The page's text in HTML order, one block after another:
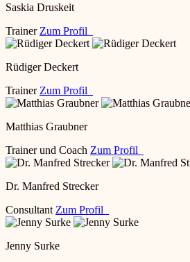
Saskia Druskeit
Trainer Zum Profil
Rüdiger Deckert
Trainer Zum Profil
Matthias Graubner
Trainer und Coach Zum Profil
Dr. Manfred Strecker
Consultant Zum Profil
Jenny Surke